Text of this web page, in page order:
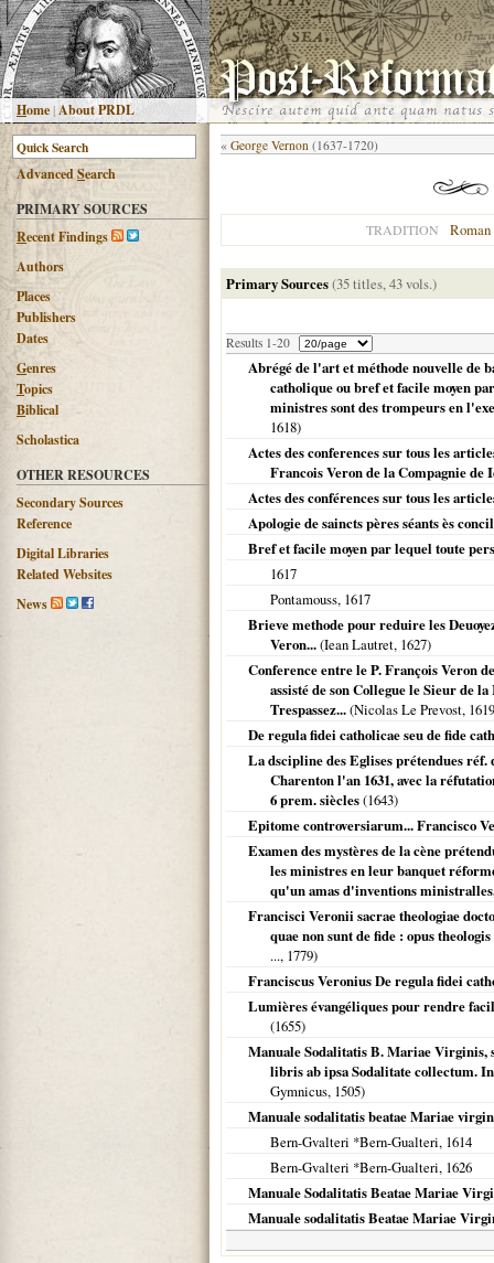
Home|About PRDL
AdvancedSearch
PRIMARY SOURCES
Recent Findings
Authors
Places
Publishers
Dates
Genres
Topics
Biblical
Scholastica
OTHER RESOURCES
Secondary Sources
Reference
Digital Libraries
Related Websites
News
« George Vernon (1637-1720)
TRADITION
Primary Sources(35 titles, 43 vols.)
Results 1-20
Abrégé de l'art et méthode nouvelle de
catholique ou bref et facile moyen
ministres sont des trompeurs en
1618)
Actes des conferences sur tous les
Francois Veron de la Compagnie
Actes des conférences sur tous les
Apologie de saincts pères séants ès
Bref et facile moyen par lequel toute
1617
Pontamouss, 1617
Brieve methode pour reduire les
Veron...(Iean Lautret, 1627)
Conference entre le P. François Veron
assisté de son Collegue le Sieur de
Trespassez...(Nicolas Le Prevost, 1619
De regula fidei catholicae seu de fide
La dscipline des Eglises prétendues réf.
Charenton l'an 1631, avec la
6 prem. siècles(1643)
Epitome controversiarum... Francisco
Examen des mystères de la cène
les ministres en leur banquet
qu'un amas d'inventions
Francisci Veronii sacrae theologiae
quae non sunt de fide : opus
..., 1779)
Franciscus Veronius De regula fidei
Lumières évangéliques pour rendre
(1655)
Manuale Sodalitatis B. Mariae
libris ab ipsa Sodalitate collectum.
Gymnicus, 1505)
Manuale sodalitatis beatae Mariae
Bern-Gvalteri *Bern-Gualteri, 1614
Bern-Gvalteri *Bern-Gualteri, 1626
Manuale Sodalitatis Beatae Mariae
Manuale sodalitatis Beatae Mariae